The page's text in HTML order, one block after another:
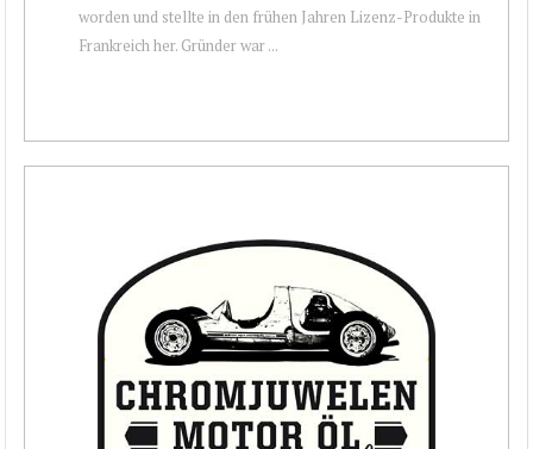
worden und stellte in den frühen Jahren Lizenz-Produkte in
Frankreich her. Gründer war ...